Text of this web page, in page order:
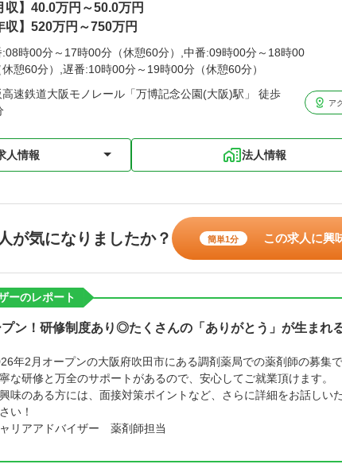
収】40.0万円～50.0万円
収】520万円～750万円
:08時00分～17時00分（休憩60分）,中番:09時00分～18時00
憩60分）,遅番:10時00分～19時00分（休憩60分）
高速鉄道大阪モノレール「万博記念公園(大阪)駅」 徒歩
ア
人情報 法人情報
が気になりましたか？ 簡単1分 この求人に興
ーのレポート
ン！研修制度あり◎たくさんの「ありがとう」が生まれ
年2月オープンの大阪府吹田市にある調剤薬局での薬剤師の募集で
な研修と万全のサポートがあるので、安心してご就業頂けます。
味のある方には、面接対策ポイントなど、さらに詳細をお話しい
い！
リアアドバイザー 薬剤師担当